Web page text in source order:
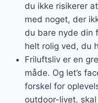
du ikke risikerer
med noget, der
du bare nyde din
helt rolig ved, du
Friluftsliv er en
måde. Og let’s
forskel for
outdoor-livet,